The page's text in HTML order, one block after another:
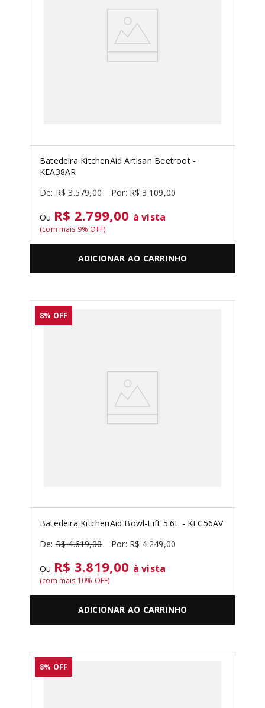
Batedeira KitchenAid Artisan Beetroot -
KEA38AR
R$ 3.579,00 R$ 3.109,00
Ou R$ 2.799,00 à vista
(com mais 9% OFF)
ADICIONAR AO CARRINHO
8% OFF
Batedeira KitchenAid Bowl-Lift 5.6L - KEC56AV
R$ 4.619,00 R$ 4.249,00
Ou R$ 3.819,00 à vista
(com mais 10% OFF)
ADICIONAR AO CARRINHO
8% OFF